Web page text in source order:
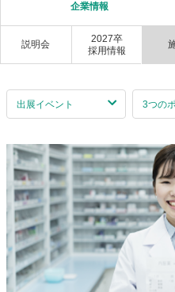
企業情報
説明会
2027卒
採用情報
出展イベント 3つの